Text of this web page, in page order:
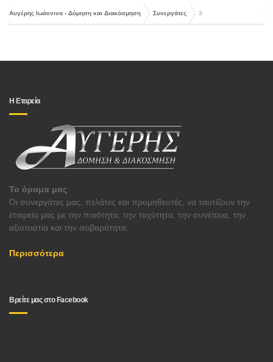
Αυγέρης Ιωάννινα - Δόμηση και Διακόσμηση Συνεργάτες 3
Η Εταρεία
Το όραμα μας
Οι συνεργάτες μας, πελάτες και προμηθευτές, να ταυτίζουν την
εταιρεία μας με την ποιότητα, την ταχύτητα, την συνέπεια, την
αξιοπιστία και την σοβαρότητα.
Περισσότερα
Βρείτε μας στο Facebook